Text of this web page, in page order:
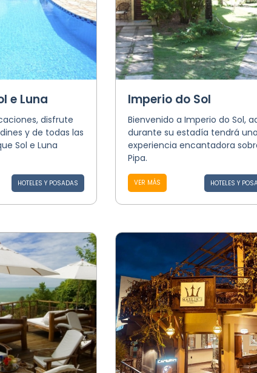
e Luna
disfrute
y de todas las
Sol e Luna
HOTELES Y POSADAS
Imperio do Sol
Bienvenido a Imperio do Sol,
durante su estadía tendrá una
experiencia encantadora
Pipa.
VER MÁS HOTELES Y